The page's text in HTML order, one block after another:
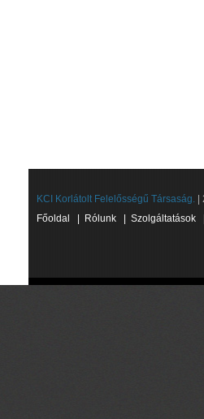
KCI Korlátolt Felelősségű Társaság.
Főoldal
Rólunk Szolgáltatások